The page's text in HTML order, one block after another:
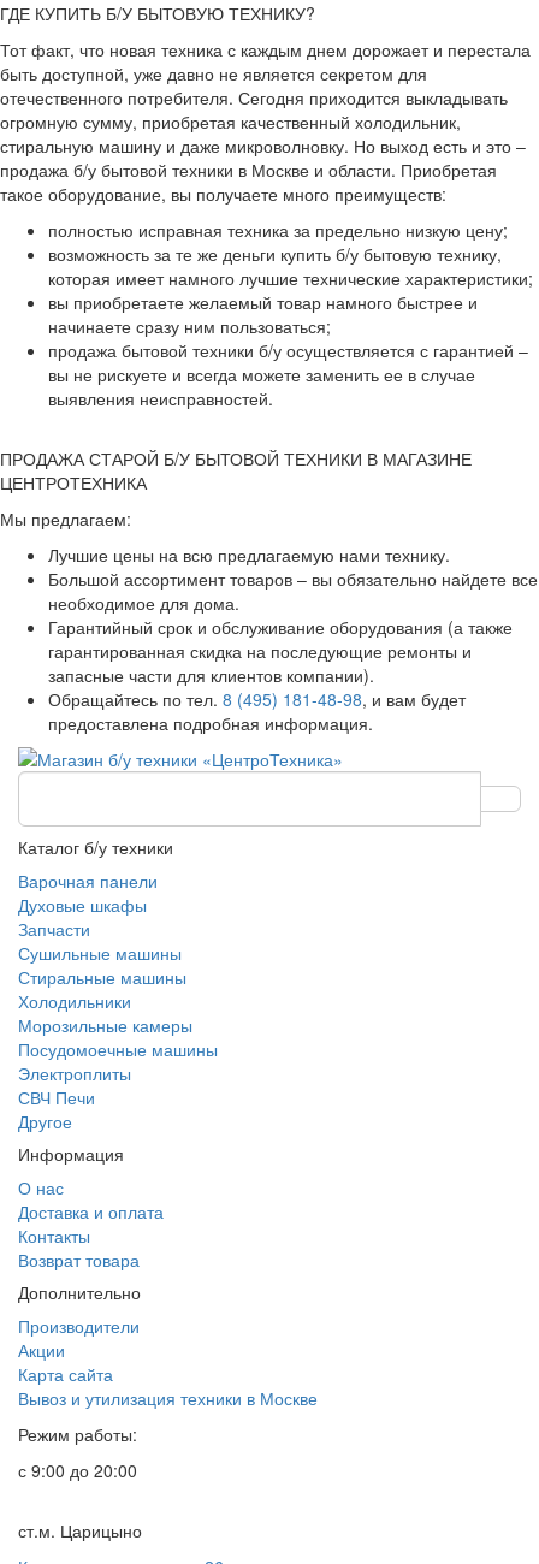
ГДЕ КУПИТЬ Б/У БЫТОВУЮ ТЕХНИКУ?
Тот факт, что новая техника с каждым днем дорожает и перестала
быть доступной, уже давно не является секретом для
отечественного потребителя. Сегодня приходится выкладывать
огромную сумму, приобретая качественный холодильник,
стиральную машину и даже микроволновку. Но выход есть и это –
продажа б/у бытовой техники в Москве и области. Приобретая
такое оборудование, вы получаете много преимуществ:
полностью исправная техника за предельно низкую цену;
возможность за те же деньги купить б/у бытовую технику,
которая имеет намного лучшие технические характеристики;
вы приобретаете желаемый товар намного быстрее и
начинаете сразу ним пользоваться;
продажа бытовой техники б/у осуществляется с гарантией –
вы не рискуете и всегда можете заменить ее в случае
выявления неисправностей.
ПРОДАЖА СТАРОЙ Б/У БЫТОВОЙ ТЕХНИКИ В МАГАЗИНЕ
ЦЕНТРОТЕХНИКА
Мы предлагаем:
Лучшие цены на всю предлагаемую нами технику.
Большой ассортимент товаров – вы обязательно найдете все
необходимое для дома.
Гарантийный срок и обслуживание оборудования (а также
гарантированная скидка на последующие ремонты и
запасные части для клиентов компании).
Обращайтесь по тел. 8 (495) 181-48-98, и вам будет
предоставлена подробная информация.
Каталог б/у техники
Варочная панели
Духовые шкафы
Запчасти
Сушильные машины
Стиральные машины
Холодильники
Морозильные камеры
Посудомоечные машины
Электроплиты
СВЧ Печи
Другое
Информация
О нас
Доставка и оплата
Контакты
Возврат товара
Дополнительно
Производители
Акции
Карта сайта
Вывоз и утилизация техники в Москве
Режим работы:
с 9:00 до 20:00
ст.м. Царицыно